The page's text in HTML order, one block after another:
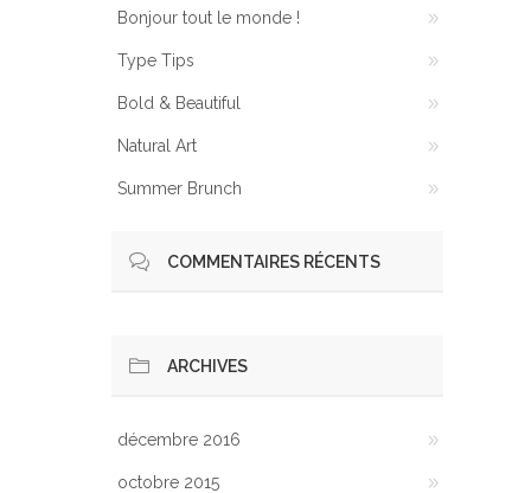
Bonjour tout le monde !
Type Tips
Bold & Beautiful
Natural Art
Summer Brunch
COMMENTAIRES RÉCENTS
ARCHIVES
décembre 2016
octobre 2015